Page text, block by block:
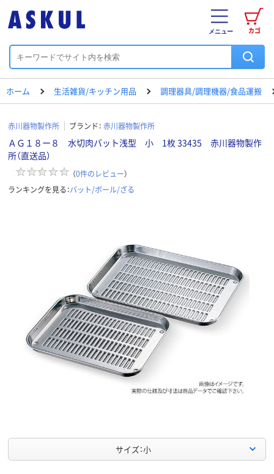
カゴ
メニュー
ホーム 生活雑貨/キッチン用品 調理器具/調理機器/食品運搬
赤川器物製作所 ブランド： 赤川器物製作所
ＡＧ１８ー８ 水切肉バット浅型 小 1枚 33435 赤川器物製作
所（直送品）
（0件のレビュー）
ランキングを見る：バット/ボール/ざる
サイズ：小